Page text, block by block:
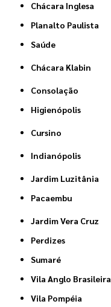
Chácara Inglesa
Planalto Paulista
Saúde
Chácara Klabin
Consolação
Higienópolis
Cursino
Indianópolis
Jardim Luzitânia
Pacaembu
Jardim Vera Cruz
Perdizes
Sumaré
Vila Anglo Brasileira
Vila Pompéia